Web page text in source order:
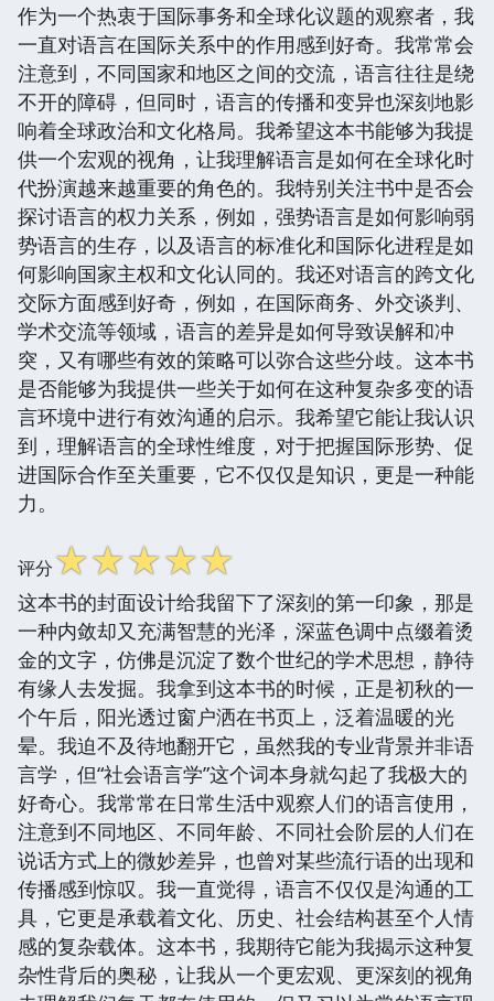
作为一个热衷于国际事务和全球化议题的观察者，我
一直对语言在国际关系中的作用感到好奇。我常常会
注意到，不同国家和地区之间的交流，语言往往是绕
不开的障碍，但同时，语言的传播和变异也深刻地影
响着全球政治和文化格局。我希望这本书能够为我提
供一个宏观的视角，让我理解语言是如何在全球化时
代扮演越来越重要的角色的。我特别关注书中是否会
探讨语言的权力关系，例如，强势语言是如何影响弱
势语言的生存，以及语言的标准化和国际化进程是如
何影响国家主权和文化认同的。我还对语言的跨文化
交际方面感到好奇，例如，在国际商务、外交谈判、
学术交流等领域，语言的差异是如何导致误解和冲
突，又有哪些有效的策略可以弥合这些分歧。这本书
是否能够为我提供一些关于如何在这种复杂多变的语
言环境中进行有效沟通的启示。我希望它能让我认识
到，理解语言的全球性维度，对于把握国际形势、促
进国际合作至关重要，它不仅仅是知识，更是一种能
力。
评分☆☆☆☆☆
这本书的封面设计给我留下了深刻的第一印象，那是
一种内敛却又充满智慧的光泽，深蓝色调中点缀着烫
金的文字，仿佛是沉淀了数个世纪的学术思想，静待
有缘人去发掘。我拿到这本书的时候，正是初秋的一
个午后，阳光透过窗户洒在书页上，泛着温暖的光
晕。我迫不及待地翻开它，虽然我的专业背景并非语
言学，但“社会语言学”这个词本身就勾起了我极大的
好奇心。我常常在日常生活中观察人们的语言使用，
注意到不同地区、不同年龄、不同社会阶层的人们在
说话方式上的微妙差异，也曾对某些流行语的出现和
传播感到惊叹。我一直觉得，语言不仅仅是沟通的工
具，它更是承载着文化、历史、社会结构甚至个人情
感的复杂载体。这本书，我期待它能为我揭示这种复
杂性背后的奥秘，让我从一个更宏观、更深刻的视角